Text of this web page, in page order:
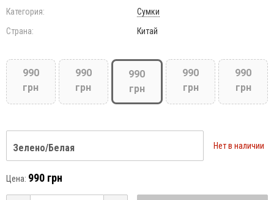
Категория:
Сумки
Страна:
Китай
990
грн
990
грн
990
грн
990
грн
990
грн
Зелено/Белая Нет в наличии
Цена: 990 грн